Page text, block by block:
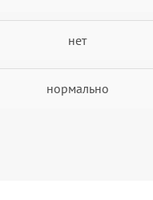
нет
нормально